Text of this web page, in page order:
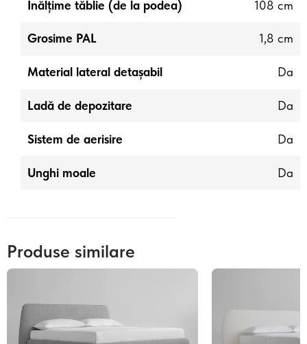
Înălțime tăblie (de la podea) 108 cm
Grosime PAL 1,8 cm
Material lateral detașabil Da
Ladă de depozitare Da
Sistem de aerisire Da
Unghi moale Da
Produse similare